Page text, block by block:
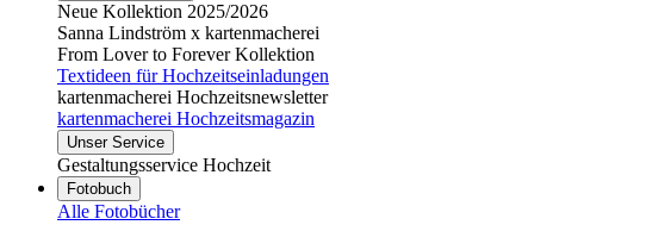
Neue Kollektion 2025/2026
Sanna Lindström x kartenmacherei
From Lover to Forever Kollektion
Textideen für Hochzeitseinladungen
kartenmacherei Hochzeitsnewsletter
kartenmacherei Hochzeitsmagazin
Unser Service
Gestaltungsservice Hochzeit
Fotobuch
Alle Fotobücher